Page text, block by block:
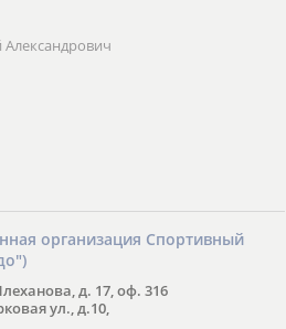
организация Спортивный
д. 17, оф. 316
ул., д.10,